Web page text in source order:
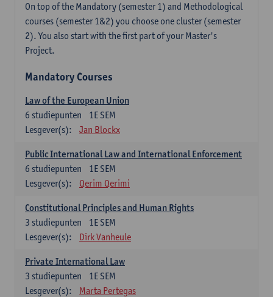
On top of the Mandatory (semester 1) and Methodological
courses (semester 1&2) you choose one cluster (semester
2). You also start with the first part of your Master's
Project.
Mandatory Courses
Law of the European Union
1E SEM
6 studiepunten
Lesgever(s):
Jan Blockx
Public International Law and International Enforcement
1E SEM
6 studiepunten
Lesgever(s):
Qerim Qerimi
Constitutional Principles and Human Rights
1E SEM
3 studiepunten
Lesgever(s):
Dirk Vanheule
Private International Law
1E SEM
3 studiepunten
Lesgever(s):
Marta Pertegas